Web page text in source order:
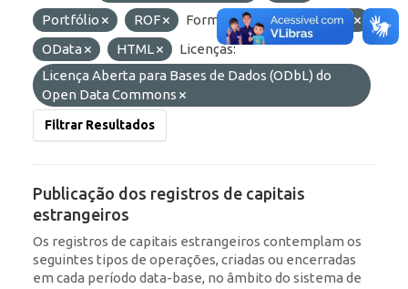
Portfólio
ROF Formatos: API
JSON
OData
HTML
Licenças:
Licença Aberta para Bases de Dados (ODbL) do
Open Data Commons
Filtrar Resultados
Publicação dos registros de capitais
estrangeiros
Os registros de capitais estrangeiros contemplam os
seguintes tipos de operações, criadas ou encerradas
em cada período data-base, no âmbito do sistema de